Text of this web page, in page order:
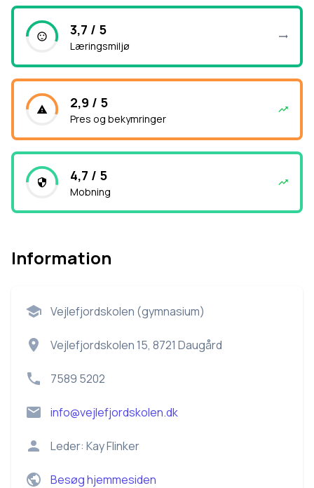
3,7 / 5
Læringsmiljø
2,9 / 5
Pres og bekymringer
4,7 / 5
Mobning
Information
Vejlefjordskolen (gymnasium)
Vejlefjordskolen 15, 8721 Daugård
7589 5202
info@vejlefjordskolen.dk
Leder: Kay Flinker
Besøg hjemmesiden